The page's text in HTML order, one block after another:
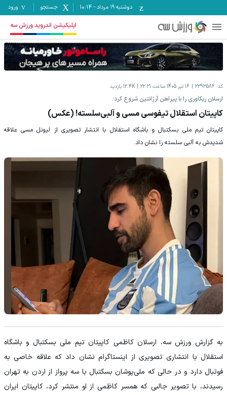
دوشنبه ۱۹ مرداد -
10:14 جستجو ورود
اپلیکیشن اندروید ورزش سه
کد: 2393586 16 تیر 1405 ساعت 22:21 12.4K بازدید
ارسلان ریکاوری را با پیراهن آرژانتین شروع کرد:
کاپیتان استقلال تیفوسی مسی و آلبی‌سلسته! (عکس)
کاپیتان تیم ملی بسکتبال و باشگاه استقلال با انتشار تصویری از لیونل مسی علاقه
شدیدش به آلبی سلسته را نشان داد.
به گزارش ورزش سه، ارسلان کاظمی کاپیتان تیم ملی بسکتبال و باشگاه
استقلال با انتشاری تصویری از اینستاگرام نشان داد که علاقه‌ خاصی به
فوتبال دارد و در حالی که ملی‌پوشان بسکتبال با سه پرواز از اردن به تهران
رسیدند، با تصویر جالبی که همسر کاظمی از او منتشر کرد، کاپیتان ایران